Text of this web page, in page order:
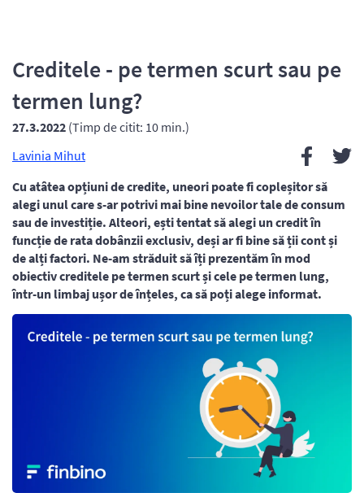
Creditele - pe termen scurt sau pe
termen lung?
27.3.2022 (Timp de citit: 10 min.)
Lavinia Mihut
Cu atâtea opțiuni de credite, uneori poate fi copleșitor să
alegi unul care s-ar potrivi mai bine nevoilor tale de consum
sau de investiție. Alteori, ești tentat să alegi un credit în
funcție de rata dobânzii exclusiv, deși ar fi bine să ții cont și
de alți factori. Ne-am străduit să îți prezentăm în mod
obiectiv creditele pe termen scurt și cele pe termen lung,
într-un limbaj ușor de înțeles, ca să poți alege informat.